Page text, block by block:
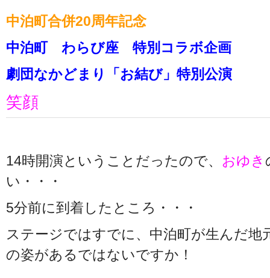
中泊町合併20周年記念
中泊町 わらび座 特別コラボ企画
劇団なかどまり「お結び」特別公演
笑顔
14時開演ということだったので、 おゆき
い・・・
5分前に到着したところ・・・
ステージではすでに、中泊町が生んだ地
の姿があるではないですか！